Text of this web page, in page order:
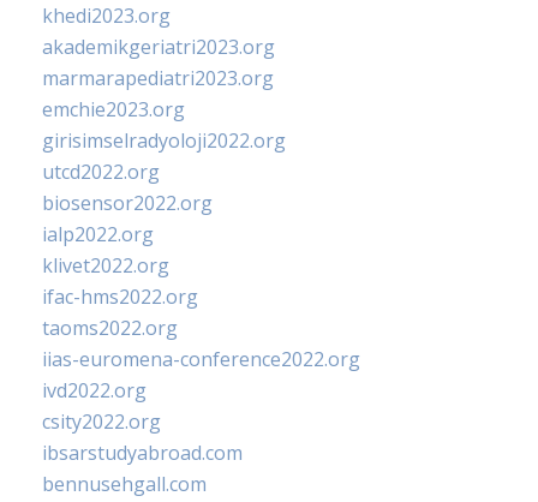
khedi2023.org
akademikgeriatri2023.org
marmarapediatri2023.org
emchie2023.org
girisimselradyoloji2022.org
utcd2022.org
biosensor2022.org
ialp2022.org
klivet2022.org
ifac-hms2022.org
taoms2022.org
iias-euromena-conference2022.org
ivd2022.org
csity2022.org
ibsarstudyabroad.com
bennusehgall.com